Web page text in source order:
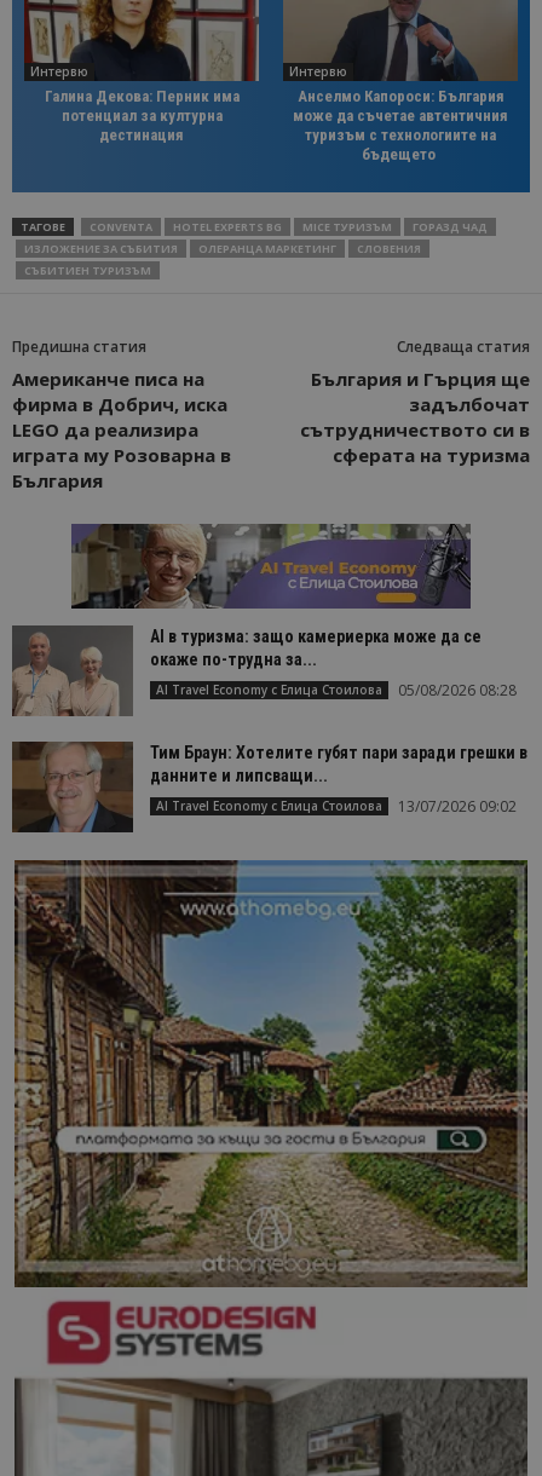
Интервю
Галина Декова: Перник има
потенциал за културна
дестинация
Интервю
Анселмо Капороси: България
може да съчетае автентичния
туризъм с технологиите на
бъдещето
ТАГОВЕ CONVENTA HOTEL EXPERTS BG MICE ТУРИЗЪМ
ГОРАЗД ЧАД
ИЗЛОЖЕНИЕ ЗА СЪБИТИЯ
ОЛЕРАНЦА МАРКЕТИНГ
СЛОВЕНИЯ
СЪБИТИЕН ТУРИЗЪМ
Предишна статия
Американче писа на
фирма в Добрич, иска
LEGO да реализира
играта му Розоварна в
България
Следваща статия
България и Гърция ще
задълбочат
сътрудничеството си в
сферата на туризма
AI в туризма: защо камериерка може да се
окаже по-трудна за...
AI Travel Economy с Елица Стоилова 05/08/2026 08:28
Тим Браун: Хотелите губят пари заради грешки в
данните и липсващи...
AI Travel Economy с Елица Стоилова 13/07/2026 09:02